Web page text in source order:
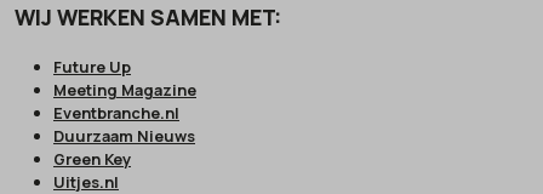
WIJ WERKEN SAMEN MET:
Future Up
Meeting Magazine
Eventbranche.nl
Duurzaam Nieuws
Green Key
Uitjes.nl